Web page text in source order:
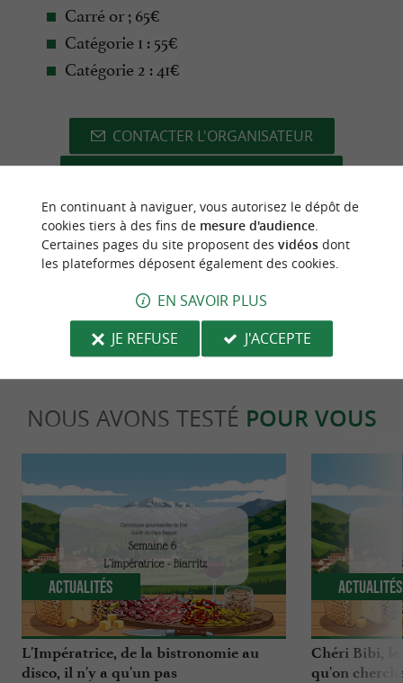
Carré or ; 65€
Catégorie 1 : 55€
Catégorie 2 : 41€
CONTACTER L'ORGANISATEUR
dernière mise à jour :13/11/2025 à 11:32:53
Source :Evènement proposé par un internaute
NOUS AVONS TESTÉ POUR VOUS
L'Impératrice, de la bistronomie au
disco, il n'y a qu'un pas
Actualités
Chéri Bibi,
qu'on
Actualités
En continuant à naviguer, vous autorisez le dépôt de
cookies tiers à des fins de mesure d'audience.
Certaines pages du site proposent des vidéosdont
les plateformes déposent également des cookies.
EN SAVOIR PLUS
JE REFUSE
J'ACCEPTE